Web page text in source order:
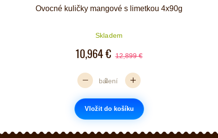
Ovocné kuličky mangové s limetkou 4x90g
Skladem
10,964 € 12,899 €
balení
Vložit do košíku